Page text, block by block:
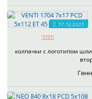
17.12.2021
колпачки с логотипом